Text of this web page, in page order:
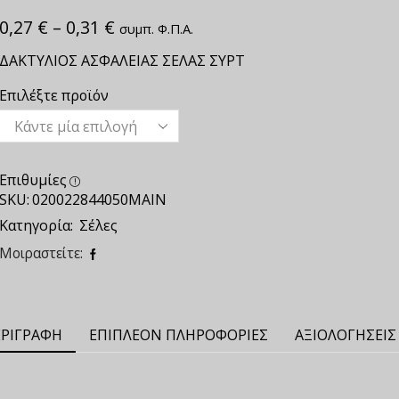
0,27 € – 0,31 € συμπ. Φ.Π.Α.
ΔΑΚΤΥΛΙΟΣ ΑΣΦΑΛΕΙΑΣ ΣΕΛΑΣ ΣΥΡΤ
Επιλέξτε προϊόν
Επιθυμίες
SKU:020022844050ΜΑΙΝ
Κατηγορία: Σέλες
Μοιραστείτε:
ΕΠΙΠΛΈΟΝ ΠΛΗΡΟΦΟΡΊΕΣ ΑΞΙΟΛΟΓΉΣΕΙΣ